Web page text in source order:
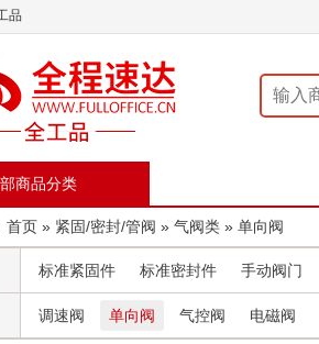
品
商品分类
首页 » 紧固/密封/管阀 » 气阀类 » 单向阀
标准紧固件 标准密封件 手动阀门
调速阀 单向阀 气控阀 电磁阀